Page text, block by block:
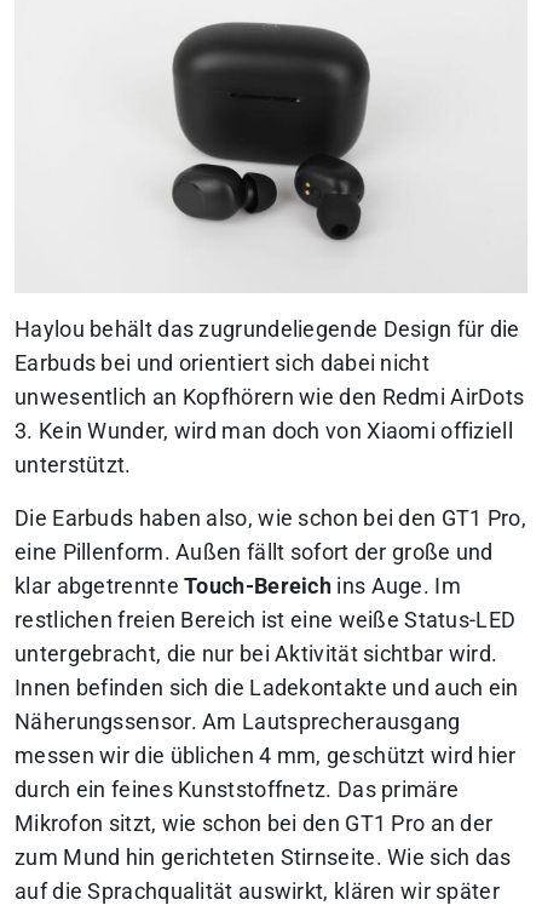
Haylou behält das zugrundeliegende Design für die
Earbuds bei und orientiert sich dabei nicht
unwesentlich an Kopfhörern wie den Redmi AirDots
3. Kein Wunder, wird man doch von Xiaomi offiziell
unterstützt.
Die Earbuds haben also, wie schon bei den GT1 Pro,
eine Pillenform. Außen fällt sofort der große und
klar abgetrennteTouch-Bereich ins Auge. Im
restlichen freien Bereich ist eine weiße Status-LED
untergebracht, die nur bei Aktivität sichtbar wird.
Innen befinden sich die Ladekontakte und auch ein
Näherungssensor. Am Lautsprecherausgang
messen wir die üblichen 4 mm, geschützt wird hier
durch ein feines Kunststoffnetz. Das primäre
Mikrofon sitzt, wie schon bei den GT1 Pro an der
zum Mund hin gerichteten Stirnseite. Wie sich das
auf die Sprachqualität auswirkt, klären wir später